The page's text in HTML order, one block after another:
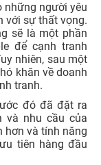
những người yêu
với sự thất vọng.
sẽ là một phần
để cạnh tranh
nhiên, sau một
khăn về doanh
tranh.
đó đã đặt ra
và nhu cầu của
hơn và tính năng
tiên hàng đầu